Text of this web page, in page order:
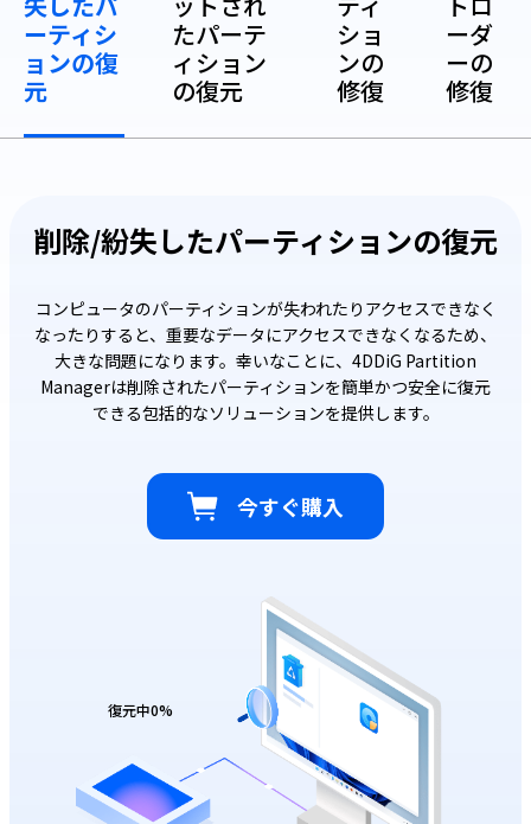
ーティシ
ョンの復
元
たパーテ
ィション
の復元
ショ
ンの
修復
ーダ
ーの
修復
削除/紛失したパーティションの復元
コンピュータのパーティションが失われたりアクセスできなく
なったりすると、重要なデータにアクセスできなくなるため、
大きな問題になります。幸いなことに、4DDiG Partition
Managerは削除されたパーティションを簡単かつ安全に復元
できる包括的なソリューションを提供します。
今すぐ購入
復元中0%